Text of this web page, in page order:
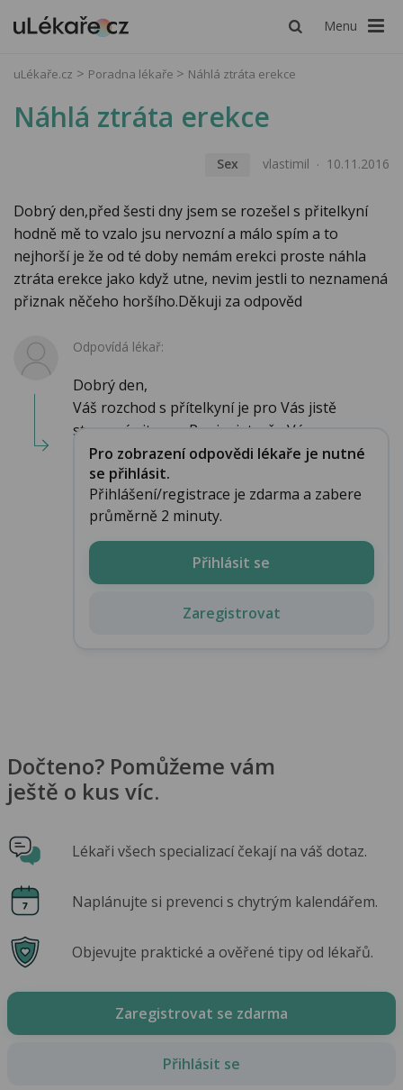
Menu
uLékaře.cz Poradna lékaře Náhlá ztráta erekce
Náhlá ztráta erekce
Sex vlastimil 10.11.2016
Dobrý den,před šesti dny jsem se rozešel s přitelkyní
hodně mě to vzalo jsu nervozní a málo spím a to
nejhorší je že od té doby nemám erekci proste náhla
ztráta erekce jako když utne, nevim jestli to neznamená
přiznak něčeho horšího.Děkuji za odpověd
Odpovídá lékař:
Dobrý den,
Váš rozchod s přítelkyní je pro Vás jistě
stersová situace. Popisujete, že Vá...
Pro zobrazení odpovědi lékaře je nutné
se přihlásit.
Přihlášení/registrace je zdarma a zabere
průměrně 2 minuty.
Přihlásit se
Zaregistrovat
Dočteno? Pomůžeme vám
ještě o kus víc.
Lékaři všech specializací čekají na váš dotaz.
Naplánujte si prevenci s chytrým kalendářem.
Objevujte praktické a ověřené tipy od lékařů.
Zaregistrovat se zdarma
Přihlásit se